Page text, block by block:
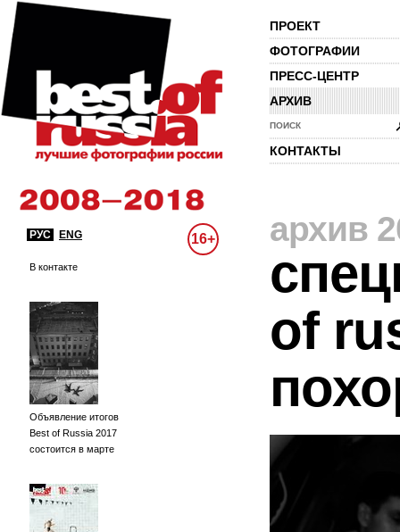
ПРОЕКТ
ФОТОГРАФИИ
ПРЕСС-ЦЕНТР
АРХИВ
ПОИСК
КОНТАКТЫ
РУС ENG 16+
В контакте
Объявление итогов
Best of Russia 2017
состоится в марте
архив
of